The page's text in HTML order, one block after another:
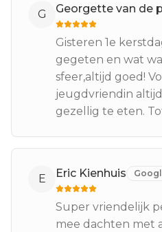
G Georgette van de
Gisteren 1e
gegeten en wat
sfeer,altijd goed!
jeugdvriendin
gezellig te eten.
E Eric Kienhuis
Super vriendelijk
mee dachten met